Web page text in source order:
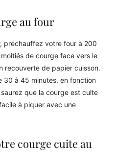
au four
préchauffez votre four à 200
de courge face vers le
recouverte de papier cuisson.
30 à 45 minutes, en fonction
que la courge est cuite
à piquer avec une
courge cuite au